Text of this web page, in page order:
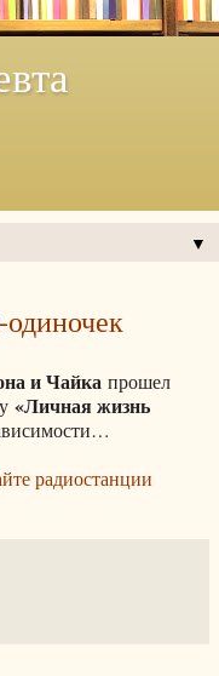
▼
и Чайка прошел
«Личная жизнь
радиостанции